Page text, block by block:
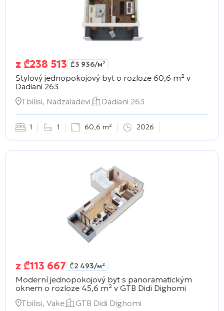
z ₾238 513 ₾3 936/м²
Stylový jednopokojový byt o rozloze 60,6 m² v
Dadiani 263
Tbilisi, Nadzaladevi
Dadiani 263
1 1 60,6 m² 2026
z ₾113 667 ₾2 493/м²
Moderní jednopokojový byt s panoramatickým
oknem o rozloze 45,6 m² v GTB Didi Dighomi
Tbilisi, Vake
GTB Didi Dighomi